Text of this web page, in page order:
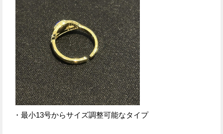
・最小13号からサイズ調整可能なタイプ